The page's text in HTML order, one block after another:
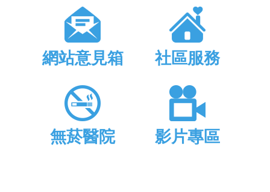
網站意見箱 社區服務
無菸醫院 影片專區